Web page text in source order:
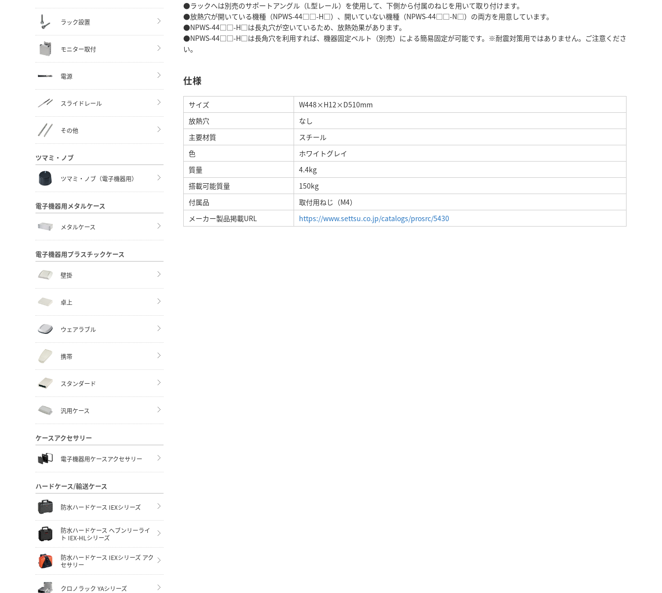
●ラックへは別売のサポートアングル（L型レール）を使用して、下側から付属のねじを用いて取り付けます。
●放熱穴が開いている機種（NPWS-44□□-H□）、開いていない機種（NPWS-44□□-N□）の両方を用意しています。
●NPWS-44□□-H□は長丸穴が空いているため、放熱効果があります。
●NPWS-44□□-H□は長角穴を利用すれば、機器固定ベルト（別売）による簡易固定が可能です。※耐震対策用ではありません。ご注意くださ
い。
仕様
サイズ
W448×H12×D510mm
放熱穴
なし
主要材質
スチール
色
ホワイトグレイ
質量
4.4kg
搭載可能質量
150kg
付属品
取付用ねじ（M4）
メーカー製品掲載URL
https://www.settsu.co.jp/catalogs/prosrc/5430
ラック設置
モニター取付
電源
スライドレール
その他
ツマミ・ノブ
ツマミ・ノブ（電子機器用）
電子機器用メタルケース
メタルケース
電子機器用プラスチックケース
壁掛
卓上
ウェアラブル
携帯
スタンダード
汎用ケース
ケースアクセサリー
電子機器用ケースアクセサリー
ハードケース/輸送ケース
防水ハードケース IEXシリーズ
防水ハードケース ヘブンリーライ
ト IEX-HLシリーズ
防水ハードケース IEXシリーズ アク
セサリー
クロノラック YAシリーズ